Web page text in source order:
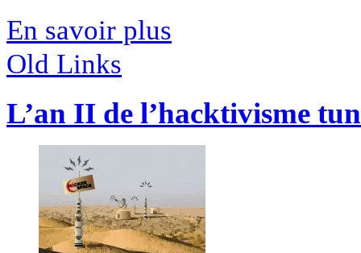
En savoir plus
Old Links
L’an II de l’hacktivisme